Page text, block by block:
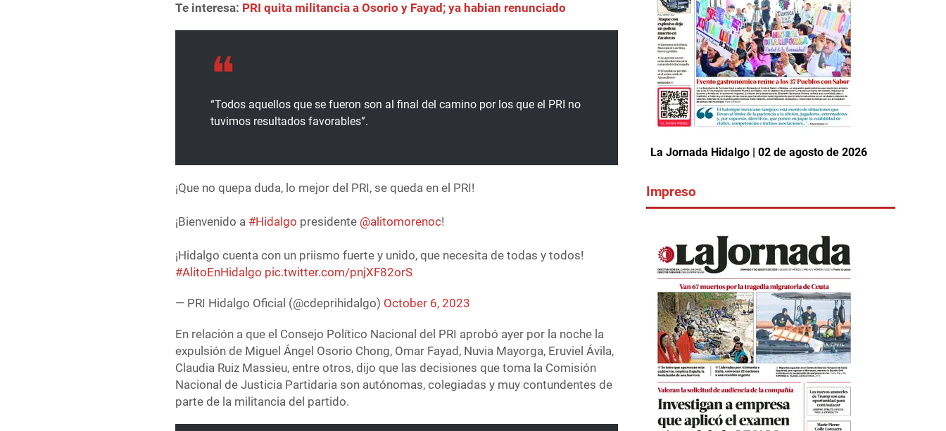
Te interesa: PRI quita militancia a Osorio y Fayad; ya habian renunciado
“Todos aquellos que se fueron son al final del camino por los que el PRI no
tuvimos resultados favorables”.
¡Que no quepa duda, lo mejor del PRI, se queda en el PRI!
¡Bienvenido a #Hidalgo presidente @alitomorenoc!
¡Hidalgo cuenta con un priismo fuerte y unido, que necesita de todas y todos!
#AlitoEnHidalgo pic.twitter.com/pnjXF82orS
— PRI Hidalgo Oficial (@cdeprihidalgo) October 6, 2023
En relación a que el Consejo Político Nacional del PRI aprobó ayer por la noche la
expulsión de Miguel Ángel Osorio Chong, Omar Fayad, Nuvia Mayorga, Eruviel Ávila,
Claudia Ruiz Massieu, entre otros, dijo que las decisiones que toma la Comisión
Nacional de Justicia Partidaria son autónomas, colegiadas y muy contundentes de
parte de la militancia del partido.
La Jornada Hidalgo | 02 de agosto de 2026
Impreso